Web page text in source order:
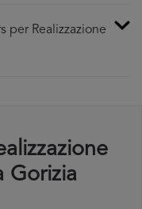
per Realizzazione
Gorizia